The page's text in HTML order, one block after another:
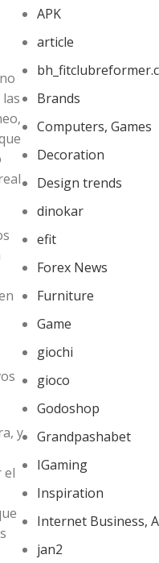
y
el
APK
article
Brands
Computers, Games
Decoration
Design trends
dinokar
efit
Forex News
Furniture
Game
giochi
gioco
Godoshop
Grandpashabet
IGaming
Inspiration
Internet Business,
jan2